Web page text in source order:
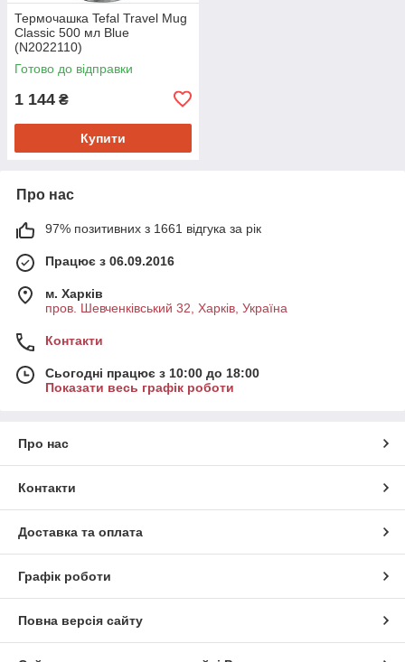
Термочашка Tefal Travel Mug
Classic 500 мл Blue
(N2022110)
Готово до відправки
1 144 ₴
Купити
Про нас
97% позитивних з 1661 відгука за рік
Працює з 06.09.2016
м. Харків
пров. Шевченківський 32, Харків, Україна
Контакти
Сьогодні працює з 10:00 до 18:00
Показати весь графік роботи
Про нас
Контакти
Доставка та оплата
Графік роботи
Повна версія сайту